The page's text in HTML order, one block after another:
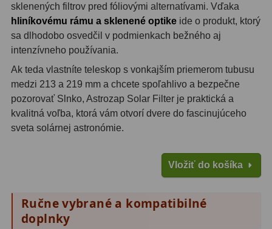
Adaptéry M4833
Filtry L-RGB7
Filtry Block 10
Filtry Clip5
Pointácia a zaostrenie
sklenených filtrov pred fóliovými alternatívami. Vďaka
hliníkovému rámu a sklenené optike ide o produkt, ktorý
sa dlhodobo osvedčil v podmienkach bežného aj
intenzívneho používania.
Ak teda vlastníte teleskop s vonkajším priemerom tubusu
medzi 213 a 219 mm a chcete spoľahlivo a bezpečne
pozorovať Slnko, Astrozap Solar Filter je praktická a
kvalitná voľba, ktorá vám otvorí dvere do fascinujúceho
sveta solárnej astronómie.
Vložiť do košíka
Ručne vybrané a kompatibilné
doplnky